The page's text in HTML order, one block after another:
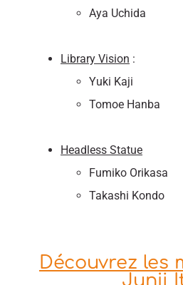
Aya Uchida
Library Vision :
Yuki Kaji
Tomoe Hanba
Headless Statue
Fumiko Orikasa
Takashi Kondo
Découvrez les
Junji